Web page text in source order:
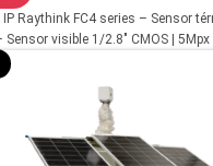
Raythink FC4 series – Sensor
Sensor visible 1/2.8" CMOS |
– Rango medición temperatura
Detección de preventiva de